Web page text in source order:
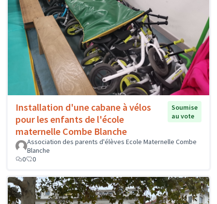
Installation d'une cabane à vélos
pour les enfants de l'école
maternelle Combe Blanche
Soumise
au vote
Association des parents d'élèves Ecole Maternelle Combe
Blanche
0
0